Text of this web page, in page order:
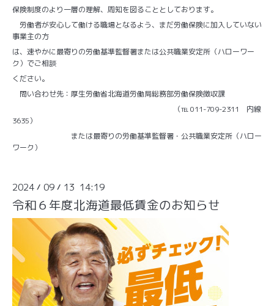
保険制度のより一層の理解、周知を図ることとしております。
労働者が安心して働ける職場となるよう、まだ労働保険に加入していない
事業主の方
は、速やかに最寄りの労働基準監督署または公共職業安定所（ハローワー
ク）でご相談
ください。
問い合わせ先：厚生労働省北海道労働局総務部労働保険徴収課
（℡ 011-709-2311 内線
3635）
または最寄りの労働基準監督署・公共職業安定所（ハロー
ワーク）
2024 / 09 / 13 14:19
令和６年度北海道最低賃金のお知らせ